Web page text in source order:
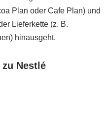
Plan oder Cafe Plan) und
Lieferkette (z. B.
hinausgeht.
Nestlé